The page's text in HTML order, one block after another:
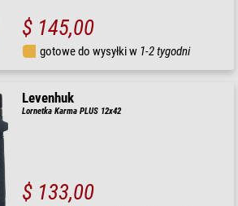
$ 145,00
gotowe do wysyłki w 1-2 tygodni
Levenhuk
Lornetka Karma PLUS 12x42
$ 133,00